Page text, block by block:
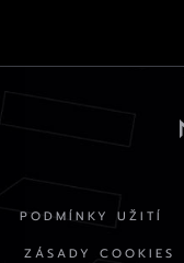
PODMÍNKY UŽITÍ
ZÁSADY COOKIES